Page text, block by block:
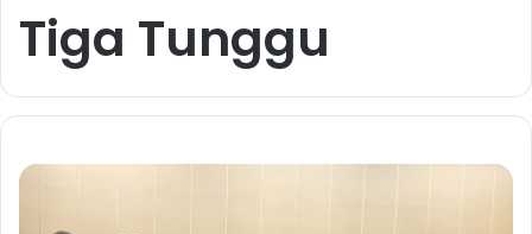
Tiga Tunggu